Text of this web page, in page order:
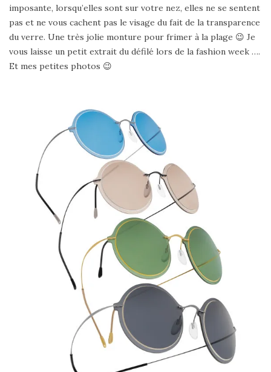
imposante, lorsqu’elles sont sur votre nez, elles ne se sentent
pas et ne vous cachent pas le visage du fait de la transparence
du verre. Une très jolie monture pour frimer à la plage 😉 Je
vous laisse un petit extrait du défilé lors de la fashion week ….
Et mes petites photos 😉